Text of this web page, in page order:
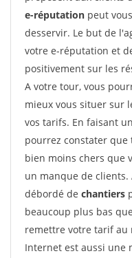
e-réputation peut
desservir. Le but de
votre e-réputation et
positivement sur les
A votre tour, vous
mieux vous situer sur
vos tarifs. En faisant
pourrez constater
bien moins chers que
un manque de clients.
débordé de chantiers
beaucoup plus bas
remettre votre tarif au
Internet est aussi une